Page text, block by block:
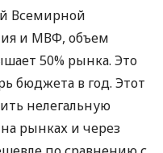
Всемирной
и МВФ, объем
50% рынка. Это
бюджета в год. Этот
нелегальную
рынках и через